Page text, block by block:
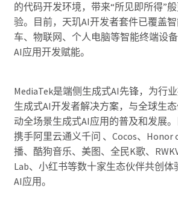
的代码开发环境，带来“所见即所得”
验。目前，天玑AI开发者套件已覆盖
车、物联网、个人电脑等智能终端设
AI应用开发赋能。
MediaTek是端侧生成式AI先锋，为行
生成式AI开发者解决方案，与全球生
动全场景生成式AI应用的普及和发展
携手阿里云通义千问 、Cocos、Honor
播、酷狗音乐、美图、全民K歌、
Lab、小红书等数十家生态伙伴共创体
AI应用。